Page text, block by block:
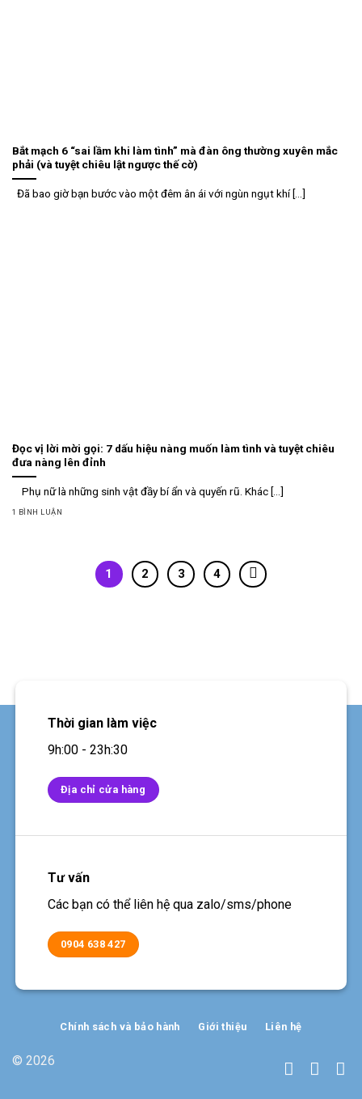
Bắt mạch 6 “sai lầm khi làm tình” mà đàn ông thường xuyên mắc
phải (và tuyệt chiêu lật ngược thế cờ)
Đã bao giờ bạn bước vào một đêm ân ái với ngùn ngụt khí [...]
Đọc vị lời mời gọi: 7 dấu hiệu nàng muốn làm tình và tuyệt chiêu
đưa nàng lên đỉnh
Phụ nữ là những sinh vật đầy bí ẩn và quyến rũ. Khác [...]
1 BÌNH LUẬN
1 2 3 4
Thời gian làm việc
9h:00 - 23h:30
Địa chỉ cửa hàng
Tư vấn
Các bạn có thể liên hệ qua zalo/sms/phone
0904 638 427
© 2026
Chính sách và bảo hành Giới thiệu Liên hệ